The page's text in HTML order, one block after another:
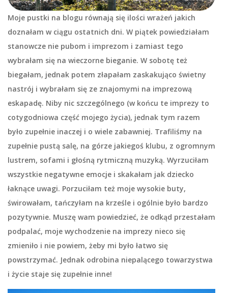
Moje pustki na blogu równają się ilości wrażeń jakich
doznałam w ciągu ostatnich dni. W piątek powiedziałam
stanowcze nie pubom i imprezom i zamiast tego
wybrałam się na wieczorne bieganie. W sobotę też
biegałam, jednak potem złapałam zaskakująco świetny
nastrój i wybrałam się ze znajomymi na imprezową
eskapadę. Niby nic szczególnego (w końcu te imprezy to
cotygodniowa część mojego życia), jednak tym razem
było zupełnie inaczej i o wiele zabawniej. Trafiliśmy na
zupełnie pustą salę, na górze jakiegoś klubu, z ogromnym
lustrem, sofami i głośną rytmiczną muzyką. Wyrzuciłam
wszystkie negatywne emocje i skakałam jak dziecko
łaknące uwagi. Porzuciłam też moje wysokie buty,
świrowałam, tańczyłam na krześle i ogólnie było bardzo
pozytywnie. Muszę wam powiedzieć, że odkąd przestałam
podpalać, moje wychodzenie na imprezy nieco się
zmieniło i nie powiem, żeby mi było łatwo się
powstrzymać. Jednak odrobina niepalącego towarzystwa
i życie staje się zupełnie inne!